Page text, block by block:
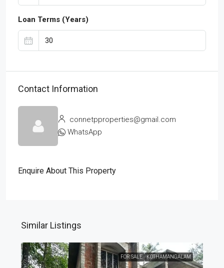
Loan Terms (Years)
Contact Information
connetpproperties@gmail.com
WhatsApp
Enquire About This Property
Similar Listings
FOR SALE KOTHAMANGALAM